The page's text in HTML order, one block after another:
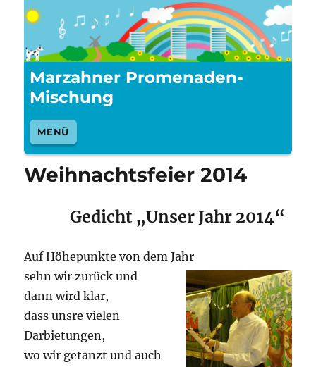
Marzahner Promenaden-
Mischung
MENÜ
Weihnachtsfeier 2014
Gedicht „Unser Jahr 2014“
Auf Höhepunkte von dem Jahr
sehn wir zurück und
dann wird klar,
dass unsre vielen
Darbietungen,
wo wir getanzt und auch